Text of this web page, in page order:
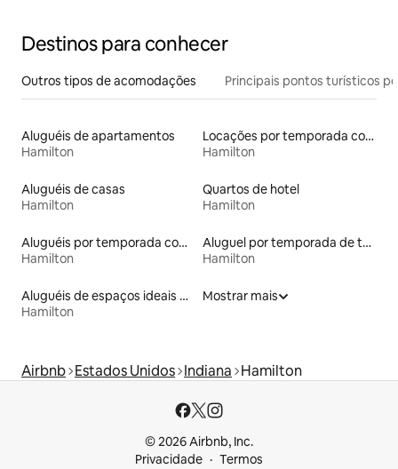
Destinos para conhecer
Outros tipos de acomodações Principais pontos turísticos
Aluguéis de apartamentos
Hamilton
Locações por temporada com piscina
Hamilton
Aluguéis de casas
Hamilton
Quartos de hotel
Hamilton
Aluguéis por temporada com banheira de hidromassagem
Hamilton
Aluguel por temporada de townhouses
Hamilton
Aluguéis de espaços ideais para famílias
Hamilton
Mostrar mais
Airbnb Estados Unidos Indiana Hamilton
© 2026 Airbnb, Inc.
Privacidade
Termos